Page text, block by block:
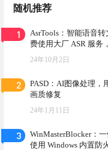
随机推荐
1
AsrTools：智能语音
费使用大厂 ASR 服务
可靠
24年10月2日
2
PASD：AI图像处理，
画质修复
24年1月11日
3
WinMasterBlocker：
使用 Windows 内置防